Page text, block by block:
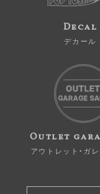
Decal
デカール
Outlet
アウトレット・ガ